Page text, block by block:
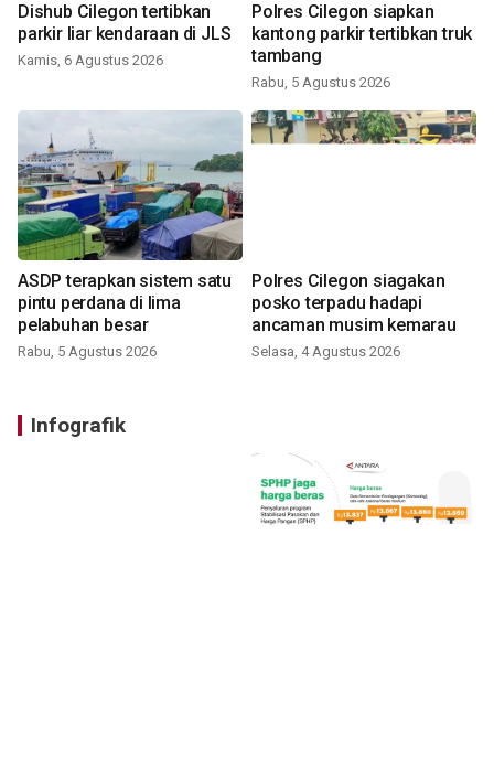
Dishub Cilegon tertibkan
parkir liar kendaraan di JLS
Kamis, 6 Agustus 2026
Polres Cilegon siapkan
kantong parkir tertibkan truk
tambang
Rabu, 5 Agustus 2026
ASDP terapkan sistem satu
pintu perdana di lima
pelabuhan besar
Rabu, 5 Agustus 2026
Polres Cilegon siagakan
posko terpadu hadapi
ancaman musim kemarau
Selasa, 4 Agustus 2026
Infografik